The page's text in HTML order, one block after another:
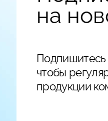
на
Подпишитесь
чтобы
продукции